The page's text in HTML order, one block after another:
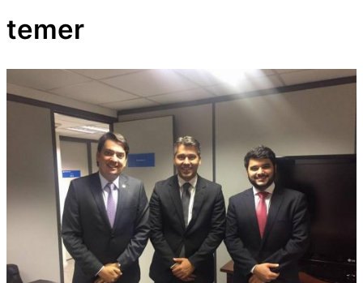
temer